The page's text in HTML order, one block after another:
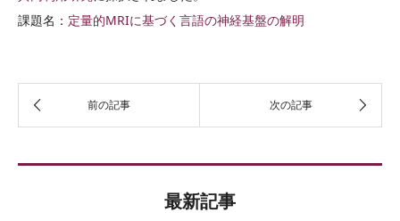
課題名： 定量的MRIに基づく言語の神経基盤の解明
最新記事